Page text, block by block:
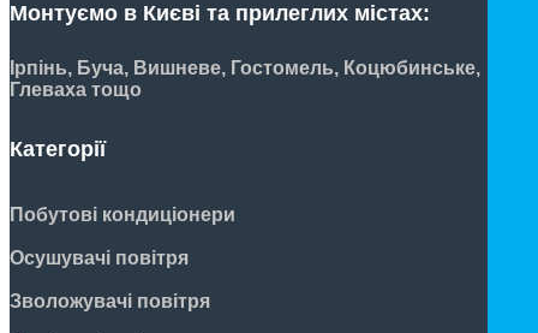
Монтуємо в Києві та прилеглих містах:
Ірпінь, Буча, Вишневе, Гостомель, Коцюбинське,
Глеваха тощо
Категорії
Побутові кондиціонери
Осушувачі повітря
Зволожувачі повітря